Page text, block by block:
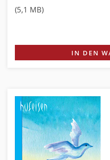
(5,1 MB)
IN DEN